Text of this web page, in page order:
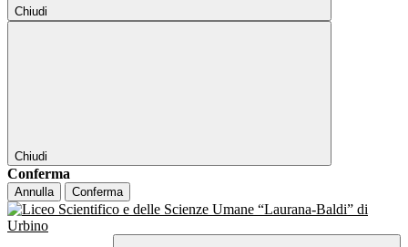
Chiudi
Chiudi
Conferma
Annulla Conferma